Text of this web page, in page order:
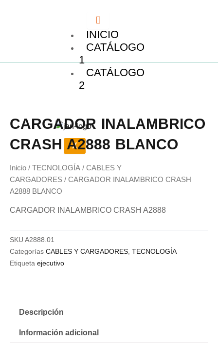
INICIO
CATÁLOGO
1
CATÁLOGO
2
X
CARGADOR INALAMBRICO
CRASH A2888 BLANCO
Inicio / TECNOLOGÍA / CABLES Y
CARGADORES / CARGADOR INALAMBRICO CRASH
A2888 BLANCO
CARGADOR INALAMBRICO CRASH A2888
SKU A2888.01
Categorías CABLES Y CARGADORES TECNOLOGÍA
Etiqueta ejecutivo
Descripción
Información adicional